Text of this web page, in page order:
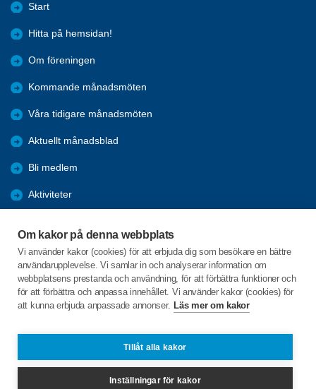
Om kakor på denna webbplats
Vi använder kakor (cookies) för att erbjuda dig som besökare en bättre
användarupplevelse. Vi samlar in och analyserar information om
webbplatsens prestanda och användning, för att förbättra funktioner och
för att förbättra och anpassa innehållet. Vi använder kakor (cookies) för
att kunna erbjuda anpassade annonser. Läs mer om kakor
Tillåt alla kakor
Inställningar för kakor
Start
Hitta på hemsidan!
Om föreningen
Kommande månadsmöten
Våra tidigare månadsmöten
Aktuellt månadsblad
Bli medlem
Aktiviteter
Referat
Årsmöten
Öppet hus
663 30 SKOGHALL